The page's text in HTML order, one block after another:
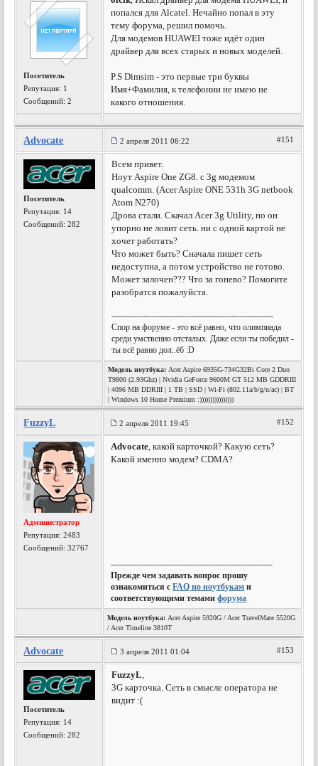
Посетитель
Репутация: 1
Сообщений: 2
попался для Alcatel. Нечайно попал в эту
тему форума, решил помочь.
Для модемов HUAWEI тоже идёт один
драйвер для всех старых и новых моделей.
P.S Dimsim - это первые три буквы
Имя+Фамилия, к телефонии не имею не
какого отношения.
Advocate 2 апреля 2011 06:22 #151
Посетитель
Репутация: 14
Сообщений: 282
Всем привет.
Ноут Aspire One ZG8. с 3g модемом
qualcomm. (Acer Aspire ONE 531h 3G netbook
Atom N270)
Дрова стали. Скачал Acer 3g Utility, но он
упорно не ловит сеть. ни с одной картой не
хочет работать?
Что может быть? Сначала пишет сеть
недоступна, а потом устройство не готово.
Может залочен??? Что за гонево? Помогите
разобратся пожалуйста.
---------------------------------------------------------
Спор на форуме - это всё равно, что олимпиада
среди умственно отсталых. Даже если ты победил -
ты всё равно дол..ёб :D
Модель ноутбука: Acer Aspire 6935G-734G32Bi Core 2 Duo
T9800 (2.93Ghz) | Nvidia GeForce 9600M GT 512 MB GDDRIII
| 4096 MB DDRIII | 1 TB | SSD | Wi-Fi (802.11a/b/g/n/ac) | BT
| Windows 10 Home Premium :))))))))))))))))
FuzzyL 2 апреля 2011 19:45 #152
Администратор
Репутация:2483
Сообщений: 32767
Advocate, какой карточкой? Какую сеть?
Какой именно модем? CDMA?
---------------------------------------------------------
Прежде чем задавать вопрос прошу
ознакомиться сFAQ по ноутбукам и
соответствующими темамифорума
Модель ноутбука: Acer Aspire 5920G / Acer TravelMate 5520G
/ Acer Timeline 3810T
Advocate 3 апреля 2011 01:04 #153
Посетитель
Репутация: 14
Сообщений: 282
FuzzyL,
3G карточка. Сеть в смысле оператора не
видит :(